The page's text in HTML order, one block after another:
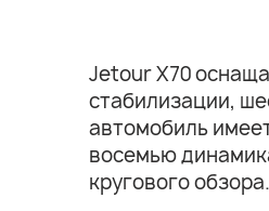
Jetour Х70
стабилизации,
автомобиль
восемью
кругового обзора.